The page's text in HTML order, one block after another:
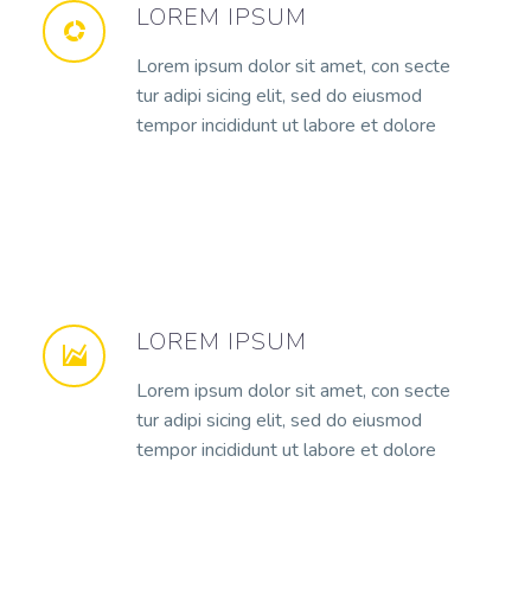
LOREM IPSUM
Lorem ipsum dolor sit amet, con secte
tur adipi sicing elit, sed do eiusmod
tempor incididunt ut labore et dolore
LOREM IPSUM
Lorem ipsum dolor sit amet, con secte
tur adipi sicing elit, sed do eiusmod
tempor incididunt ut labore et dolore